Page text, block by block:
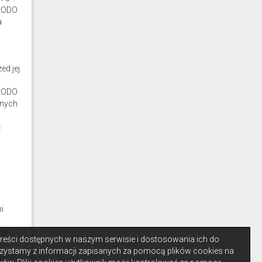
dostępnych w naszym serwisie i dostosowania ich do
z informacji zapisanych za pomocą plików cookies na
jej